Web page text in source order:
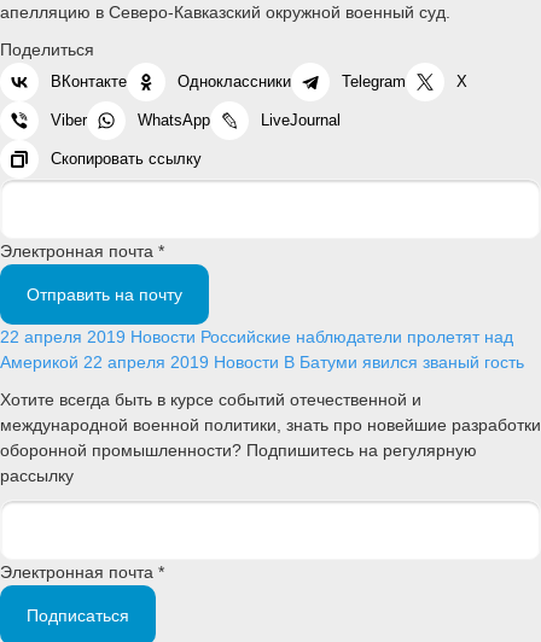
апелляцию в Северо-Кавказский окружной военный суд.
Поделиться
ВКонтакте Одноклассники Telegram X
Viber WhatsApp LiveJournal
Скопировать ссылку
Электронная почта *
Отправить на почту
22 апреля 2019 Новости Российские наблюдатели пролетят над
Америкой 22 апреля 2019 Новости В Батуми явился званый гость
Хотите всегда быть в курсе событий отечественной и
международной военной политики, знать про новейшие разработки
оборонной промышленности? Подпишитесь на регулярную
рассылку
Электронная почта *
Подписаться